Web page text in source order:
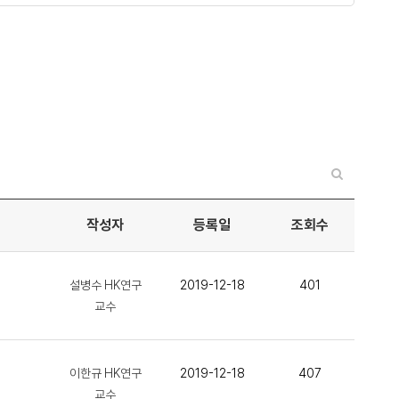
작성자 등록일 조회수
설병수 HK연구
교수
2019-12-18 401
이한규 HK연구
교수
2019-12-18 407